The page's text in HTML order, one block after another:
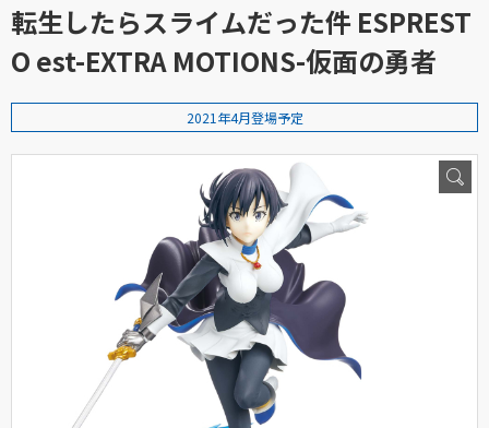
転生したらスライムだった件 ESPREST
O est-EXTRA MOTIONS-仮面の勇者
2021年4月登場予定